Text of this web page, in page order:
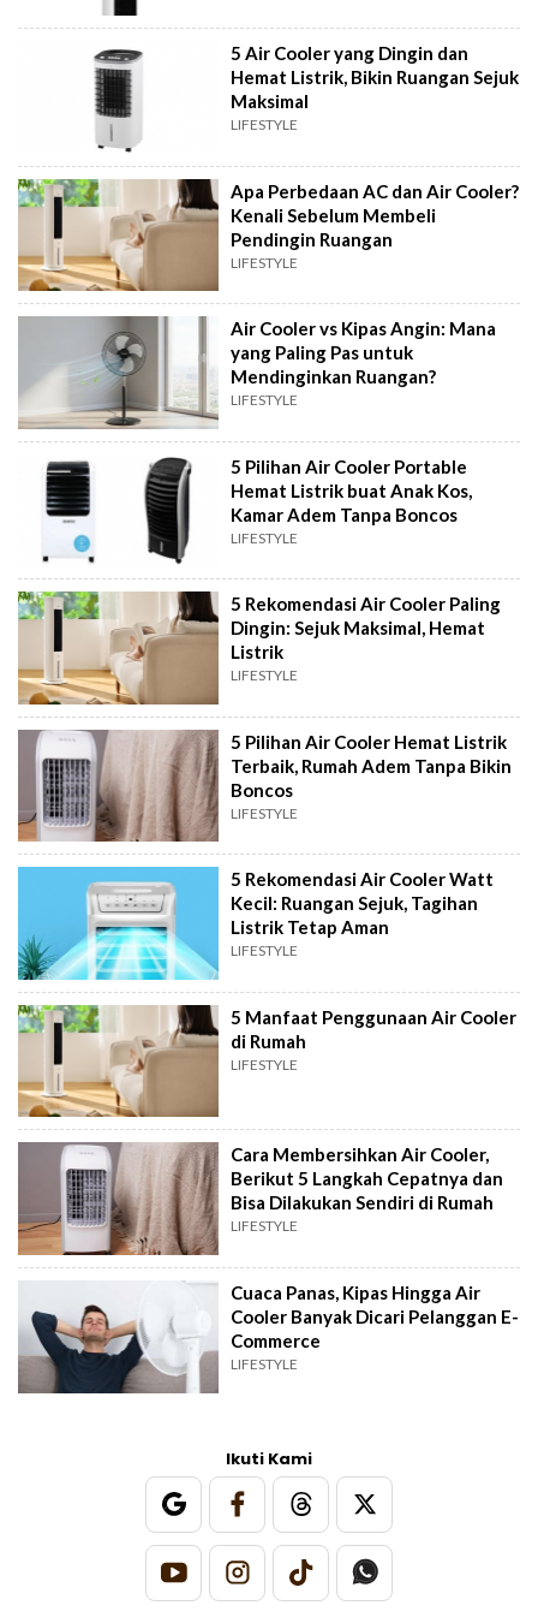
5 Air Cooler yang Dingin dan
Hemat Listrik, Bikin Ruangan Sejuk
Maksimal
LIFESTYLE
Apa Perbedaan AC dan Air Cooler?
Kenali Sebelum Membeli
Pendingin Ruangan
LIFESTYLE
Air Cooler vs Kipas Angin: Mana
yang Paling Pas untuk
Mendinginkan Ruangan?
LIFESTYLE
5 Pilihan Air Cooler Portable
Hemat Listrik buat Anak Kos,
Kamar Adem Tanpa Boncos
LIFESTYLE
5 Rekomendasi Air Cooler Paling
Dingin: Sejuk Maksimal, Hemat
Listrik
LIFESTYLE
5 Pilihan Air Cooler Hemat Listrik
Terbaik, Rumah Adem Tanpa Bikin
Boncos
LIFESTYLE
5 Rekomendasi Air Cooler Watt
Kecil: Ruangan Sejuk, Tagihan
Listrik Tetap Aman
LIFESTYLE
5 Manfaat Penggunaan Air Cooler
di Rumah
LIFESTYLE
Cara Membersihkan Air Cooler,
Berikut 5 Langkah Cepatnya dan
Bisa Dilakukan Sendiri di Rumah
LIFESTYLE
Cuaca Panas, Kipas Hingga Air
Cooler Banyak Dicari Pelanggan E-
Commerce
LIFESTYLE
Ikuti Kami